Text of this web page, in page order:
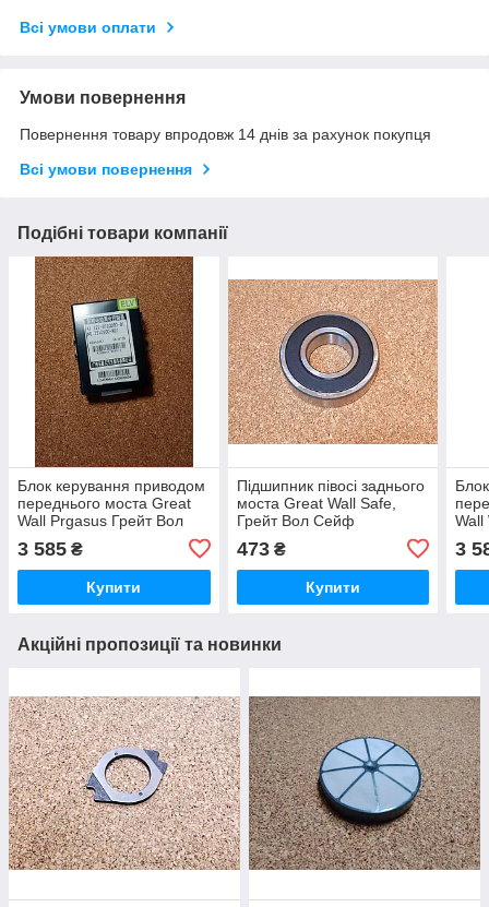
Всі умови оплати
Умови повернення
Повернення товару впродовж 14 днів за рахунок покупця
Всі умови повернення
Подібні товари компанії
Блок керування приводом
переднього моста Great
Wall Prgasus Грейт Вол
3 585 ₴
Купити
Підшипник півосі заднього
моста Great Wall Safe,
Грейт Вол Сейф
473₴
Купити
Wall
3
Акційні пропозиції та новинки